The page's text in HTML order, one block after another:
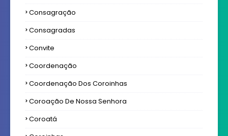
Consagração
Consagradas
Convite
Coordenação
Coordenação Dos Coroinhas
Coroação De Nossa Senhora
Coroatá